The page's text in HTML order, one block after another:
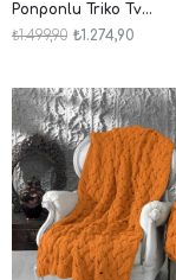
Ponponlu Triko Tv
Battaniyesi Throw
₺1.274,90
₺1.499,90